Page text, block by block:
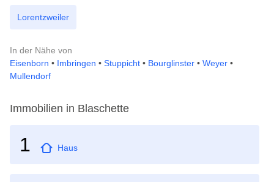
Lorentzweiler
In der Nähe von
Eisenborn • Imbringen • Stuppicht • Bourglinster • Weyer •
Mullendorf
Immobilien in Blaschette
1 Haus